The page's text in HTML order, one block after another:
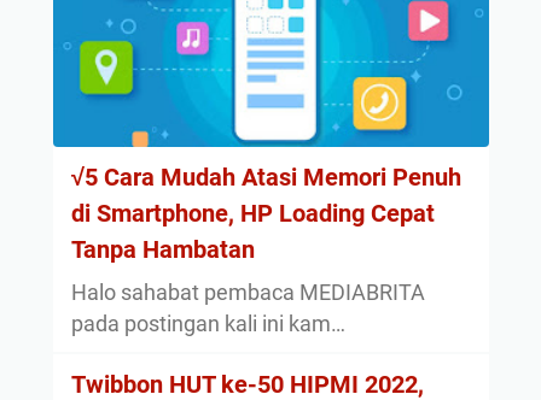
√5 Cara Mudah Atasi Memori Penuh
di Smartphone, HP Loading Cepat
Tanpa Hambatan
Halo sahabat pembaca MEDIABRITA
pada postingan kali ini kam…
Twibbon HUT ke-50 HIPMI 2022,